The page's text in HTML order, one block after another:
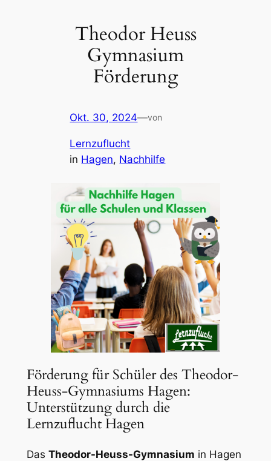
Theodor Heuss
Gymnasium
Förderung
Okt. 30, 2024—von
Lernzuflucht
in Hagen, Nachhilfe
Förderung für Schüler des Theodor-
Heuss-Gymnasiums Hagen:
Unterstützung durch die
Lernzuflucht Hagen
Das Theodor-Heuss-Gymnasium in Hagen